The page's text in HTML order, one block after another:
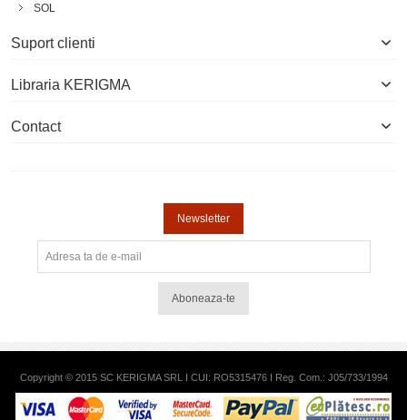
SOL
Suport clienti
Libraria KERIGMA
Contact
Newsletter
Aboneaza-te
Copyright © 2015 SC KERIGMA SRL I CUI: RO5315476 I Reg. Com.: J05/733/1994